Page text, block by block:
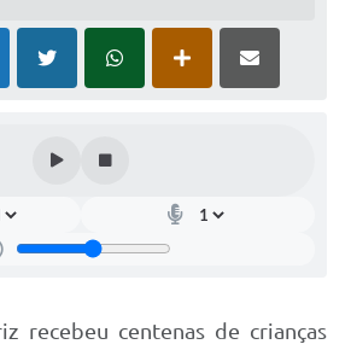
recebeu centenas de crianças